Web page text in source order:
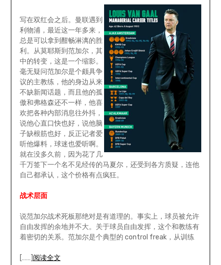
写在双红会之后。曼联遇到
利物浦，最近这一年多来，
总是可以拿到酣畅淋漓的胜
利。从莫耶斯到范加尔，其
中的转变，这是一个缩影。
毫无疑问范加尔是个颇具争
议的主教练，他的身边从来
不缺新闻话题，而且他的孤
傲和弗格森还不一样，他喜
欢把各种内部消息往外抖，
说他心直口快也好，说他脑
子缺根筋也好，反正记者爱
听他爆料，球迷也爱听啊。
就在没多久前，因为花了几
千万签下一个名不见经传的马夏尔，还受到各方质疑，连他
自己都承认，这个价格有点疯狂。
战术层面
说范加尔战术死板那绝对是有道理的。事实上，球员被允许
自由发挥的余地并不大。关于球员自由发挥，这个和教练有
着密切的关系。范加尔是个典型的 control freak，从训练
[……] 阅读全文